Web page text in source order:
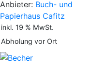
Anbieter: Buch- und
Papierhaus Cafitz
inkl. 19 % MwSt.
Abholung vor Ort